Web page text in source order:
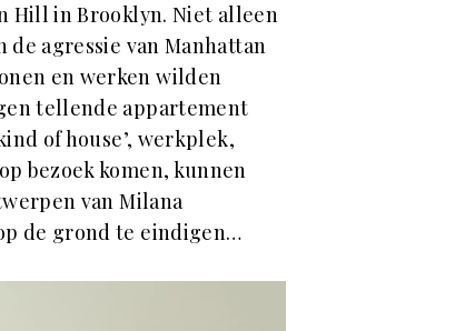
Hill in Brooklyn. Niet alleen
agressie van Manhattan
en werken wilden
tellende appartement
of house’, werkplek,
bezoek komen, kunnen
van Milana
de grond te eindigen…